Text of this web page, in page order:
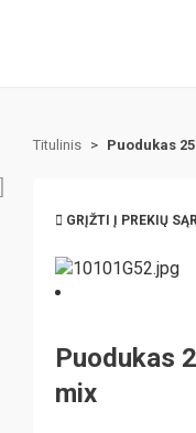
Titulinis > Puodukas
GRĮŽTI Į PREKIŲ
Puodukas
mix